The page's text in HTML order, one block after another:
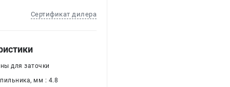
Сертификат дилера
для заточки
мм : 4.8